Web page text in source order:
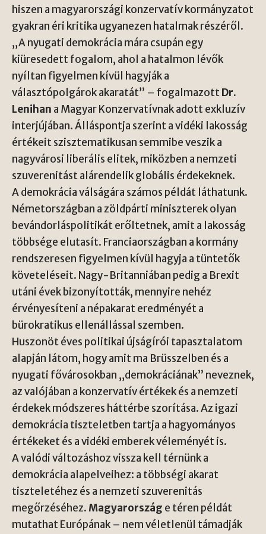
hiszen a magyarországi konzervatív kormányzatot
gyakran éri kritika ugyanezen hatalmak részéről.
„A nyugati demokrácia mára csupán egy
kiüresedett fogalom, ahol a hatalmon lévők
nyíltan figyelmen kívül hagyják a
választópolgárok akaratát” – fogalmazottDr.
Lenihan a Magyar Konzervatívnak adott exkluzív
interjújában. Álláspontja szerint a vidéki lakosság
értékeit szisztematikusan semmibe veszik a
nagyvárosi liberális elitek, miközben a nemzeti
szuverenitást alárendelik globális érdekeknek.
A demokrácia válságára számos példát láthatunk.
Németországban a zöldpárti miniszterek olyan
bevándorláspolitikát erőltetnek, amit a lakosság
többsége elutasít. Franciaországban a kormány
rendszeresen figyelmen kívül hagyja a tüntetők
követeléseit. Nagy-Britanniában pedig a Brexit
utáni évek bizonyították, mennyire nehéz
érvényesíteni a népakarat eredményét a
bürokratikus ellenállással szemben.
Huszonöt éves politikai újságírói tapasztalatom
alapján látom, hogy amit ma Brüsszelben és a
nyugati fővárosokban „demokráciának” neveznek,
az valójában a konzervatív értékek és a nemzeti
érdekek módszeres háttérbe szorítása. Az igazi
demokrácia tiszteletben tartja a hagyományos
értékeket és a vidéki emberek véleményét is.
A valódi változáshoz vissza kell térnünk a
demokrácia alapelveihez: a többségi akarat
tiszteletéhez és a nemzeti szuverenitás
megőrzéséhez.Magyarország e téren példát
mutathat Európának – nem véletlenül támadják